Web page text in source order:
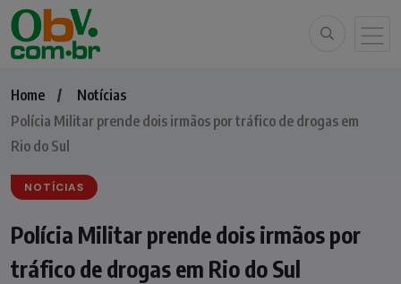
Home
Notícias
Polícia Militar prende dois irmãos por tráfico de drogas em
Rio do Sul
NOTÍCIAS
Polícia Militar prende dois irmãos por
tráfico de drogas em Rio do Sul